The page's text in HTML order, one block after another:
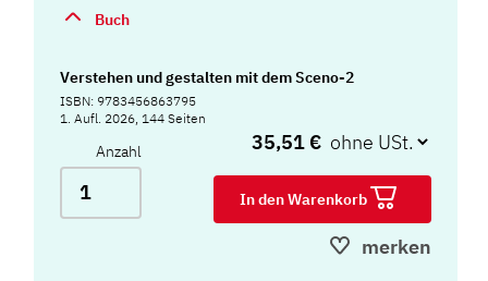
Buch
Verstehen und gestalten mit dem Sceno-2
ISBN: 9783456863795
1. Aufl. 2026, 144 Seiten
Anzahl 35,51 €
In den Warenkorb
merken